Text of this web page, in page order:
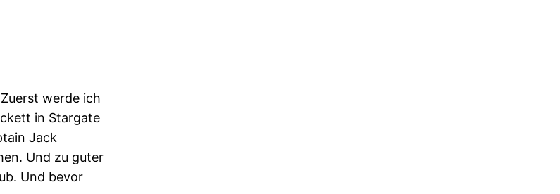
werde ich
in Stargate
Jack
Und zu guter
Und bevor